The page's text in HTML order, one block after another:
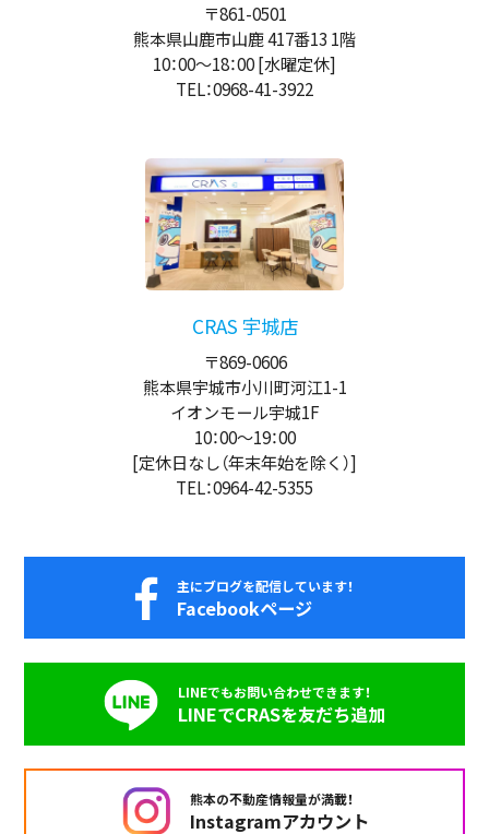
〒861-0501
熊本県山鹿市山鹿 417番13 1階
10：00～18：00[水曜定休]
TEL：0968-41-3922
CRAS 宇城店
〒869-0606
熊本県宇城市小川町河江1-1
イオンモール宇城1F
10：00～19：00
[定休日なし（年末年始を除く）]
TEL：0964-42-5355
主にブログを配信しています！
Facebookページ
LINEでもお問い合わせできます！
LINEでCRASを友だち追加
熊本の不動産情報量が満載！
Instagramアカウント